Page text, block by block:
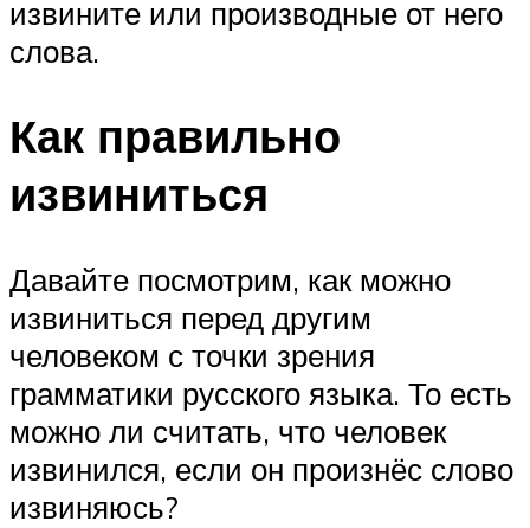
извините или производные от него
слова.
Как правильно
извиниться
Давайте посмотрим, как можно
извиниться перед другим
человеком с точки зрения
грамматики русского языка. То есть
можно ли считать, что человек
извинился, если он произнёс слово
извиняюсь?